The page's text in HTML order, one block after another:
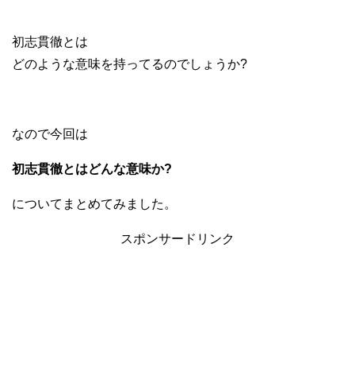
初志貫徹とは
どのような意味を持ってるのでしょうか?
なので今回は
初志貫徹とはどんな意味か?
についてまとめてみました。
スポンサードリンク